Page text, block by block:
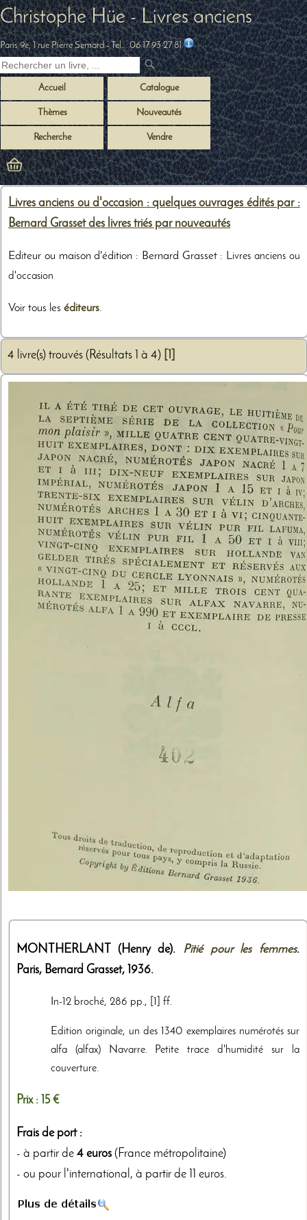
Christophe Hüe - Livres anciens
Paris 9e, 1 rue Pierre Semard- Tel. :06 17 93 27 81
Accueil Catalogue
Thèmes Nouveautés
Recherche Vendre
Livres anciens ou d'occasion : quelques ouvrages édités par :
Bernard Grasset des livres triés par nouveautés
Editeur ou maison d'édition : Bernard Grasset : Livres anciens ou
d'occasion
Voir tous les éditeurs.
4 livre(s) trouvés (Résultats 1 à 4)
MONTHERLANT (Henry de). Pitié pour les femmes.
Paris, Bernard Grasset, 1936.
In-12 broché, 286 pp., [1] ff.
Edition originale, un des 1340 exemplaires numérotés sur
alfa (alfax) Navarre. Petite trace d'humidité sur la
couverture.
Prix : 15 €
Frais de port :
- à partir de 4 euros (France métropolitaine)
- ou pour l'international, à partir de 11 euros.